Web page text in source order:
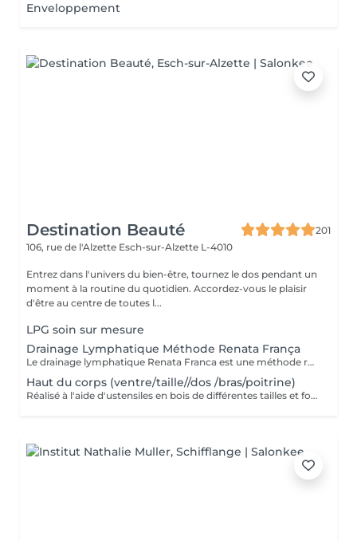
Enveloppement
Destination Beauté
201
106, rue de l'Alzette Esch-sur-Alzette L-4010
Entrez dans l'univers du bien-être, tournez le dos pendant un
moment à la routine du quotidien. Accordez-vous le plaisir
d'être au centre de toutes l...
LPG soin sur mesure
Drainage Lymphatique Méthode Renata França
Le drainage lymphatique Renata Franca est une méthode revisité du drainage lymphatique traditionnel qui permet d'obtenir des résultats plus rapides et visuels impressionnants. L'objectif du drainage manuel, c'est de stimuler le système lymphatique pour qu'il accélère son fonctionnement et élimine ce qui l'empêchait de fonctionner correctement. Pour ce faire, il va falloir stimuler les ganglions et les organes d'élimination. Plus il est pratiqué régulièrement, plus il sera efficace et permettra de soutenir le système lymphatique plutôt que de le relancer à chaque fois.
Haut du corps (ventre/taille//dos /bras/poitrine)
Réalisé à l'aide d'ustensiles en bois de différentes tailles et formes spécialement conçus pour s'adapter aux lignes du corps. - Une alternative à la chirurgie - Accélère le métabolisme - Active le système lymphatique - Raffermit et tonifie la peau - Redessine le corps et les volumes - Post opératoire...